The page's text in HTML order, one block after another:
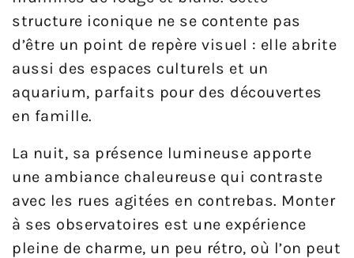
structure iconique ne se contente pas
d’être un point de repère visuel : elle abrite
aussi des espaces culturels et un
aquarium, parfaits pour des découvertes
en famille.
La nuit, sa présence lumineuse apporte
une ambiance chaleureuse qui contraste
avec les rues agitées en contrebas. Monter
à ses observatoires est une expérience
pleine de charme, un peu rétro, où l’on peut